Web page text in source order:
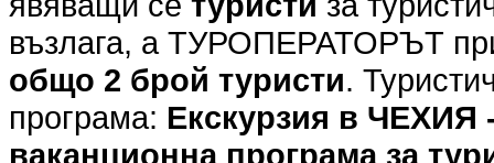
възлага, а ТУРОПЕРАТОРЪТ
общо 2 брой туристи.
програма: Екскурзия в ЧЕХИЯ
ваканционна програма за